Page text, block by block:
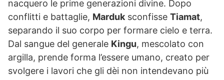
nacquero le prime generazioni divine. Dopo
conflitti e battaglie, Marduk sconfisse Tiamat,
separando il suo corpo per formare cielo e terra.
Dal sangue del generale Kingu, mescolato con
argilla, prende forma l’essere umano, creato per
svolgere i lavori che gli dèi non intendevano più